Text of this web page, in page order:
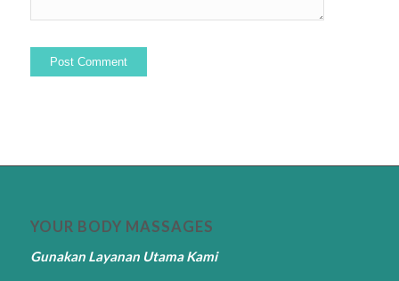
YOUR BODY MASSAGES
Gunakan Layanan Utama Kami